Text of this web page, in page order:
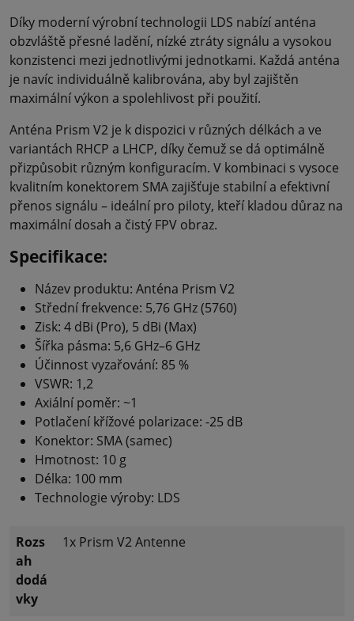
Díky moderní výrobní technologii LDS nabízí anténa
obzvláště přesné ladění, nízké ztráty signálu a vysokou
konzistenci mezi jednotlivými jednotkami. Každá anténa
je navíc individuálně kalibrována, aby byl zajištěn
maximální výkon a spolehlivost při použití.
Anténa Prism V2 je k dispozici v různých délkách a ve
variantách RHCP a LHCP, díky čemuž se dá optimálně
přizpůsobit různým konfiguracím. V kombinaci s vysoce
kvalitním konektorem SMA zajišťuje stabilní a efektivní
přenos signálu – ideální pro piloty, kteří kladou důraz na
maximální dosah a čistý FPV obraz.
Specifikace:
Název produktu: Anténa Prism V2
Střední frekvence: 5,76 GHz (5760)
Zisk: 4 dBi (Pro), 5 dBi (Max)
Šířka pásma: 5,6 GHz–6 GHz
Účinnost vyzařování: 85 %
VSWR: 1,2
Axiální poměr: ~1
Potlačení křížové polarizace: -25 dB
Konektor: SMA (samec)
Hmotnost: 10 g
Délka: 100 mm
Technologie výroby: LDS
Rozs
ah
dodá
vky
1x Prism V2 Antenne